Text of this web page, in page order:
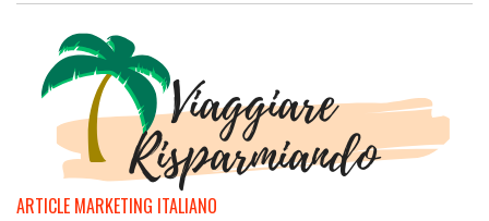
ARTICLE MARKETING ITALIANO